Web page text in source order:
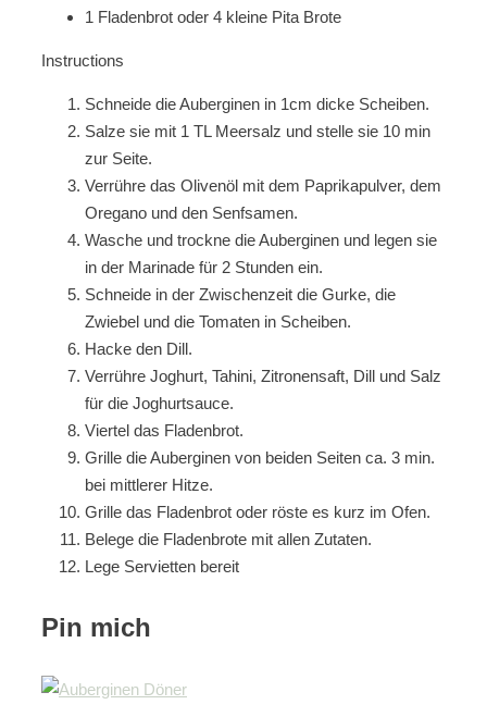
1 Fladenbrot oder 4 kleine Pita Brote
Instructions
Schneide die Auberginen in 1cm dicke Scheiben.
Salze sie mit 1 TL Meersalz und stelle sie 10 min
zur Seite.
Verrühre das Olivenöl mit dem Paprikapulver, dem
Oregano und den Senfsamen.
Wasche und trockne die Auberginen und legen sie
in der Marinade für 2 Stunden ein.
Schneide in der Zwischenzeit die Gurke, die
Zwiebel und die Tomaten in Scheiben.
Hacke den Dill.
Verrühre Joghurt, Tahini, Zitronensaft, Dill und Salz
für die Joghurtsauce.
Viertel das Fladenbrot.
Grille die Auberginen von beiden Seiten ca. 3 min.
bei mittlerer Hitze.
Grille das Fladenbrot oder röste es kurz im Ofen.
Belege die Fladenbrote mit allen Zutaten.
Lege Servietten bereit
Pin mich